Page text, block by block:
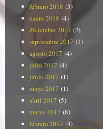
febrero 2018 (3)
enero 2018 (4)
diciembre 2017 (2)
septiembre 2017 (1)
agosto 2017 (4)
julio 2017 (4)
junio 2017 (1)
mayo 2017 (1)
abril 2017 (5)
marzo 2017 (8)
febrero 2017 (4)